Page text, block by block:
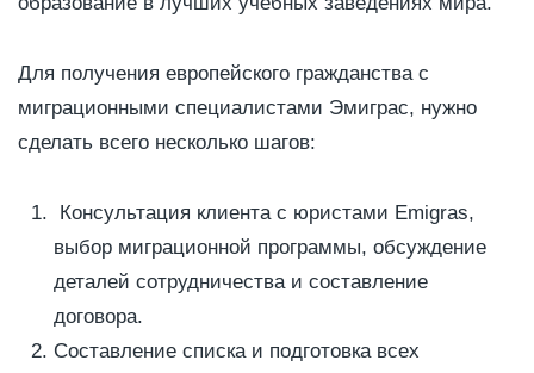
Для получения европейского гражданства с
миграционными специалистами Эмиграс, нужно
сделать всего несколько шагов:
Консультация клиента с юристами Emigras,
выбор миграционной программы, обсуждение
деталей сотрудничества и составление
договора.
Составление списка и подготовка всех